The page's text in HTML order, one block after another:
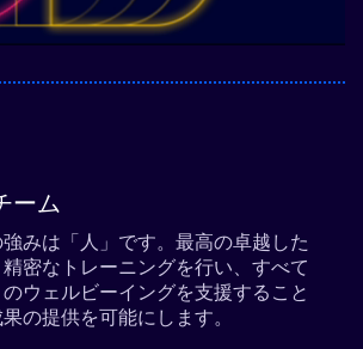
ーム
みは「人」です。最高の卓越した
密なトレーニングを行い、すべて
ウェルビーイングを支援すること
の提供を可能にします。